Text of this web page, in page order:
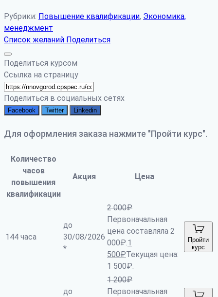
Рубрики: Повышение квалификации, Экономика,
менеджмент
Список желаний Поделиться
Поделиться курсом
Ссылка на страницу
Поделиться в социальных сетях
Facebook Twitter Linkedin
Для оформления заказа нажмите "Пройти курс".
Количество
часов
повышения
квалификации
Акция Цена
144 часа
до
30/08/2026
*
2 000₽
Первоначальная
цена составляла 2
000₽.1
500₽Текущая цена:
1 500₽.
Пройти
курс
до
1 200₽
Первоначальная